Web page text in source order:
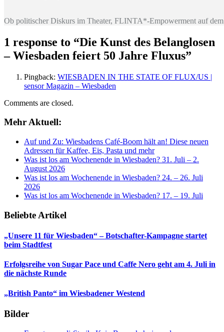
Ob politischer Diskurs im Theater, FLINTA*-Empowerment auf
1 response to “Die Kunst des Belanglosen
– Wiesbaden feiert 50 Jahre Fluxus”
Pingback: WIESBADEN IN THE STATE OF FLUX/US |
sensor Magazin – Wiesbaden
Comments are closed.
Mehr Aktuell:
Auf und Zu: Wiesbadens Café-Boom hält an! Diese neuen
Adressen für Kaffee, Eis, Pasta und mehr
Was ist los am Wochenende in Wiesbaden? 31. Juli – 2.
August 2026
Was ist los am Wochenende in Wiesbaden? 24. – 26. Juli
2026
Was ist los am Wochenende in Wiesbaden? 17. – 19. Juli
Beliebte Artikel
„Unsere 11 für Wiesbaden“ – Botschafter-Kampagne startet
beim Stadtfest
Erfolgsreihe von Sugar Pace und Caffe Nero geht am 4. Juli in
die nächste Runde
„British Panto“ im Wiesbadener Westend
Bilder